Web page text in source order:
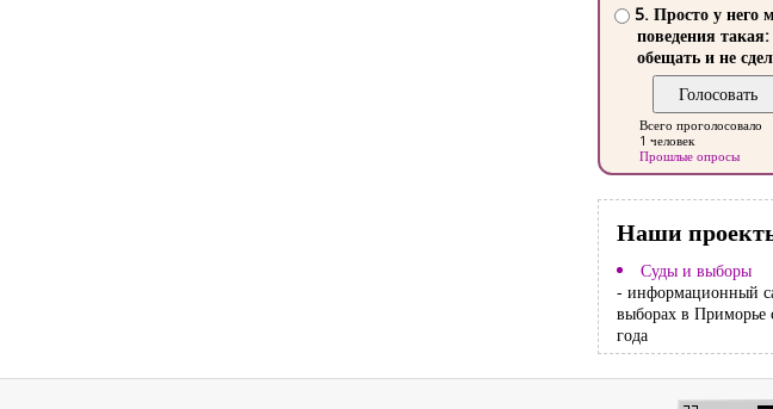
5. Просто у него
поведения такая:
обещать и не
Всего проголосовало
1 человек
Прошлые опросы
Наши
Суды и выборы
- информационный
выборах в Приморье
года